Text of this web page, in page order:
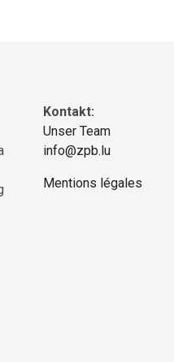
Kontakt:
Unser Team
info@zpb.lu
Mentions légales